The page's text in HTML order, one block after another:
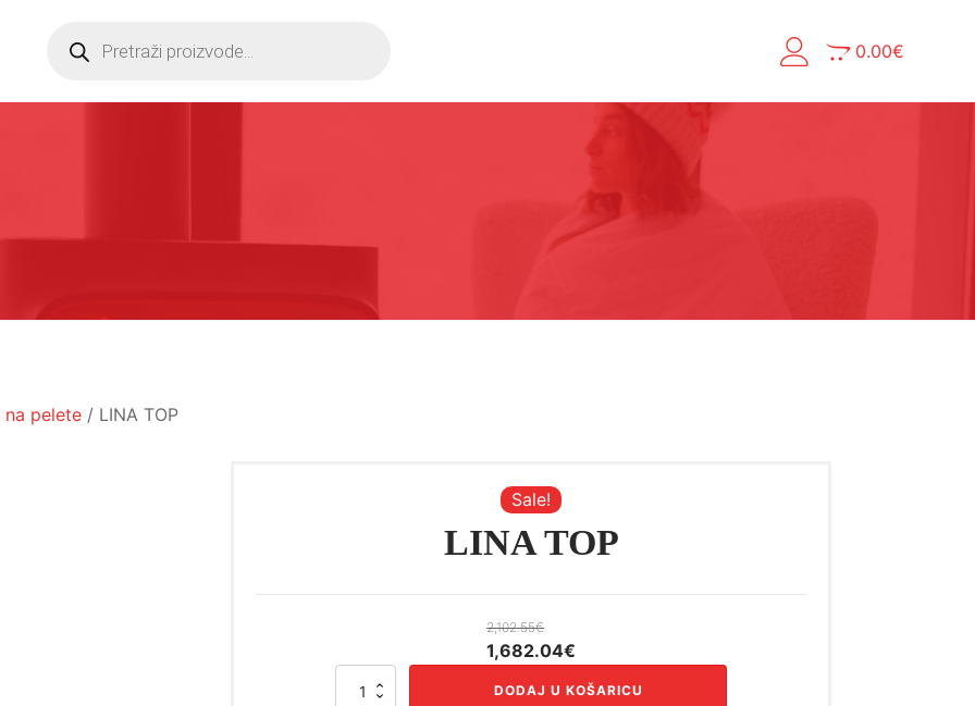
Products
search
0.00€
pelete / LINA TOP
Sale!
LINA TOP
2,102.55€
Izvorna
1,682.04€
cijena
LINA
DODAJ U KOŠARICU